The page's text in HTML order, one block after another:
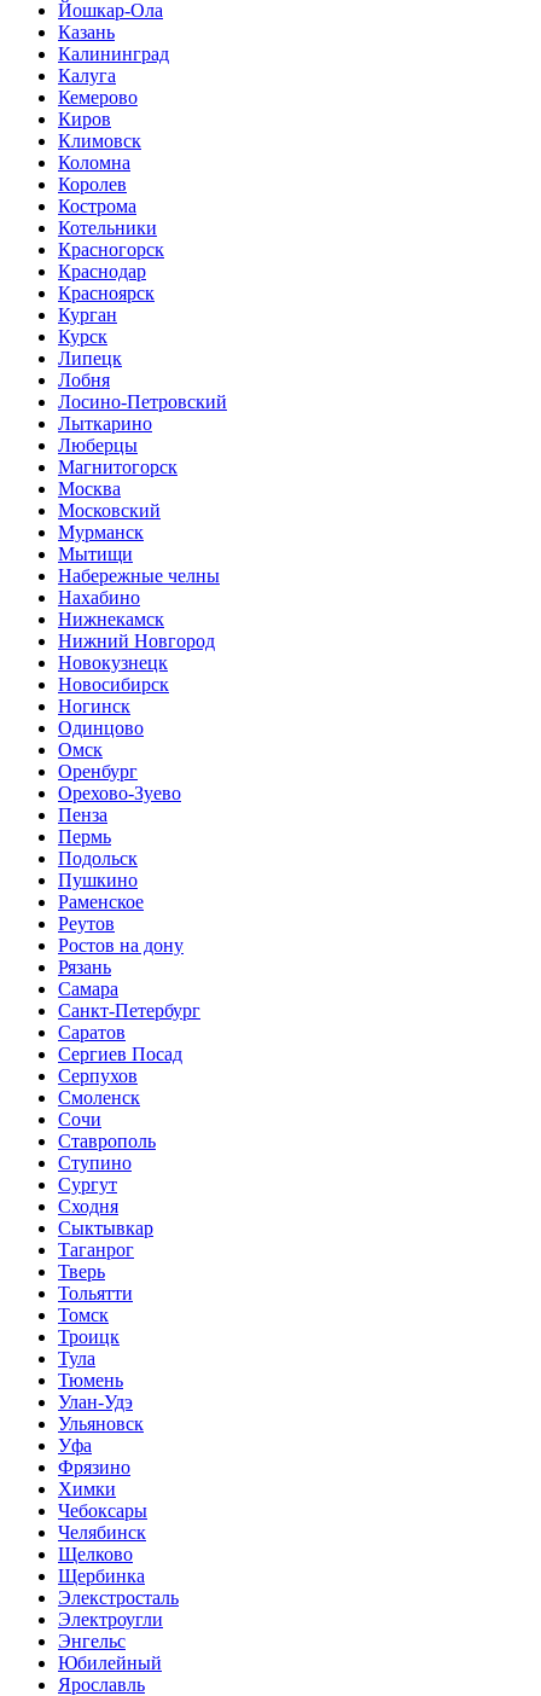
Йошкар-Ола
Казань
Калининград
Калуга
Кемерово
Киров
Климовск
Коломна
Королев
Кострома
Котельники
Красногорск
Краснодар
Красноярск
Курган
Курск
Липецк
Лобня
Лосино-Петровский
Лыткарино
Люберцы
Магнитогорск
Москва
Московский
Мурманск
Мытищи
Набережные челны
Нахабино
Нижнекамск
Нижний Новгород
Новокузнецк
Новосибирск
Ногинск
Одинцово
Омск
Оренбург
Орехово-Зуево
Пенза
Пермь
Подольск
Пушкино
Раменское
Реутов
Ростов на дону
Рязань
Самара
Санкт-Петербург
Саратов
Сергиев Посад
Серпухов
Смоленск
Сочи
Ставрополь
Ступино
Сургут
Сходня
Сыктывкар
Таганрог
Тверь
Тольятти
Томск
Троицк
Тула
Тюмень
Улан-Удэ
Ульяновск
Уфа
Фрязино
Химки
Чебоксары
Челябинск
Щелково
Щербинка
Элекстросталь
Электроугли
Энгельс
Юбилейный
Ярославль